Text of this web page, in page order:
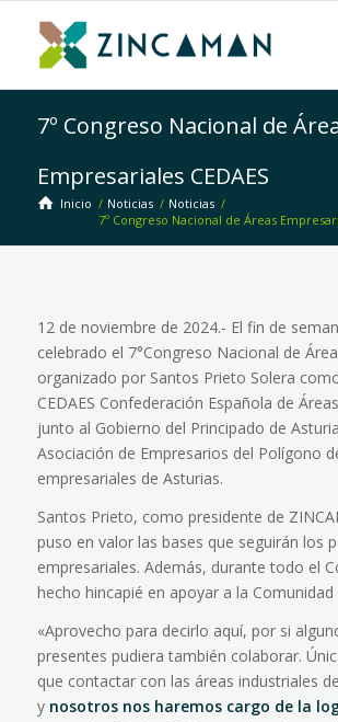
7º Congreso Nacional de
Empresariales CEDAES
Inicio / Noticias / Noticias /
7º Congreso Nacional de Áreas
12 de noviembre de 2024.- El fin de
celebrado el 7°Congreso Nacional de
organizado por Santos Prieto Solera
CEDAES Confederación Española de
junto al Gobierno del Principado de
Asociación de Empresarios del Polígono
empresariales de Asturias.
Santos Prieto, como presidente de
puso en valor las bases que seguirán los
empresariales. Además, durante todo el
hecho hincapié en apoyar a la Comunidad
«Aprovecho para decirlo aquí, por si
presentes pudiera también colaborar.
que contactar con las áreas industriales
y nosotros nos haremos cargo de la